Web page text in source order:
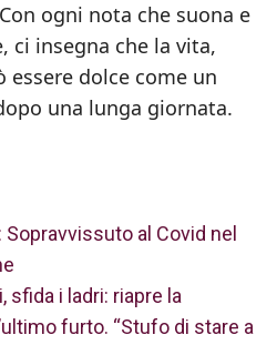
ogni nota che suona e
ci insegna che la vita,
dolce come un
una lunga giornata.
Sopravvissuto al Covid nel
sfida i ladri: riapre la
furto. “Stufo di stare a